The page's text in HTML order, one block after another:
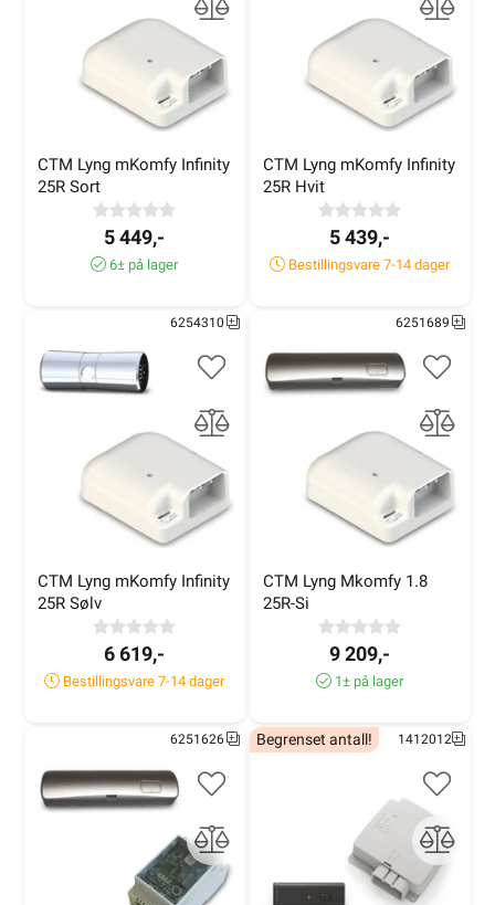
CTM Lyng mKomfy Infinity
25R Sort
5 449,-
6± på lager
CTM Lyng mKomfy Infinity
25R Hvit
5 439,-
Bestillingsvare 7-14 dager
CTM Lyng mKomfy Infinity
25R Sølv
6254310
6 619,-
Bestillingsvare 7-14 dager
CTM Lyng Mkomfy 1.8
25R-Si
6251689
9 209,-
1± på lager
6251626 Begrenset antall! 1412012